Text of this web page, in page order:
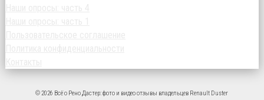
© 2026 Всё о Рено Дастер: фото и видео отзывы владельцев Renault Duster